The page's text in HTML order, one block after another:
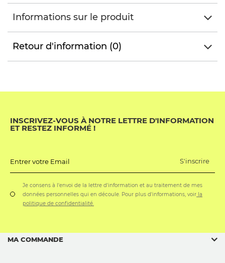
Informations sur le produit
Retour d'information (0)
INSCRIVEZ-VOUS À NOTRE LETTRE D'INFORMATION
ET RESTEZ INFORMÉ !
Entrer votre Email S'inscrire
Je consens à l'envoi de la lettre d'information et au traitement de mes
données personnelles qui en découle. Pour plus d'informations, voir la
politique de confidentialité.
MA COMMANDE